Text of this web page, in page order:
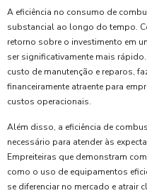
A eficiência no consumo de
substancial ao longo do tempo.
retorno sobre o investimento em
ser significativamente mais
custo de manutenção e reparos,
financeiramente atraente para
custos operacionais.
Além disso, a eficiência de
necessário para atender às
Empreiteiras que demonstram
como o uso de equipamentos
se diferenciar no mercado e atrair